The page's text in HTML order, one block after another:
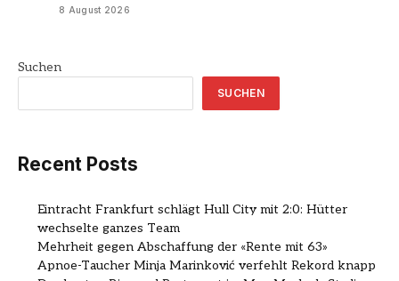
8 August 2026
Suchen
SUCHEN
Recent Posts
Eintracht Frankfurt schlägt Hull City mit 2:0: Hütter
wechselte ganzes Team
Mehrheit gegen Abschaffung der «Rente mit 63»
Apnoe-Taucher Minja Marinković verfehlt Rekord knapp